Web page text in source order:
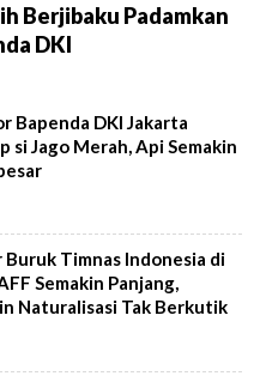
Berjibaku Padamkan
DKI
Bapenda DKI Jakarta
si Jago Merah, Api Semakin
Buruk Timnas Indonesia di
Semakin Panjang,
Naturalisasi Tak Berkutik